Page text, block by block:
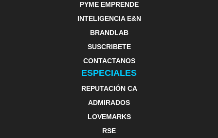
PYME EMPRENDE
INTELIGENCIA E&N
BRANDLAB
SUSCRIBETE
CONTACTANOS
ESPECIALES
REPUTACIÓN CA
ADMIRADOS
LOVEMARKS
RSE